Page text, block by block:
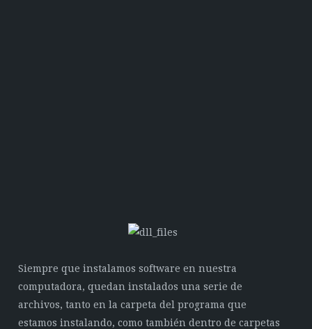
Siempre que instalamos software en nuestra
computadora, quedan instalados una serie de
archivos, tanto en la carpeta del programa que
estamos instalando, como también dentro de carpetas